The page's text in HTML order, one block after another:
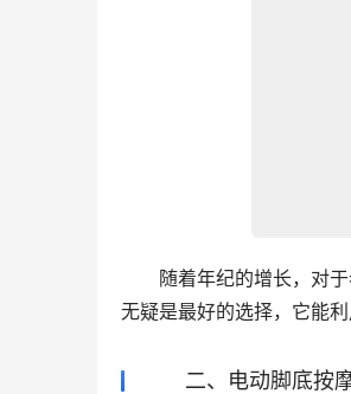
随着年纪的增长，对于
无疑是最好的选择，它能
二、电动脚底按